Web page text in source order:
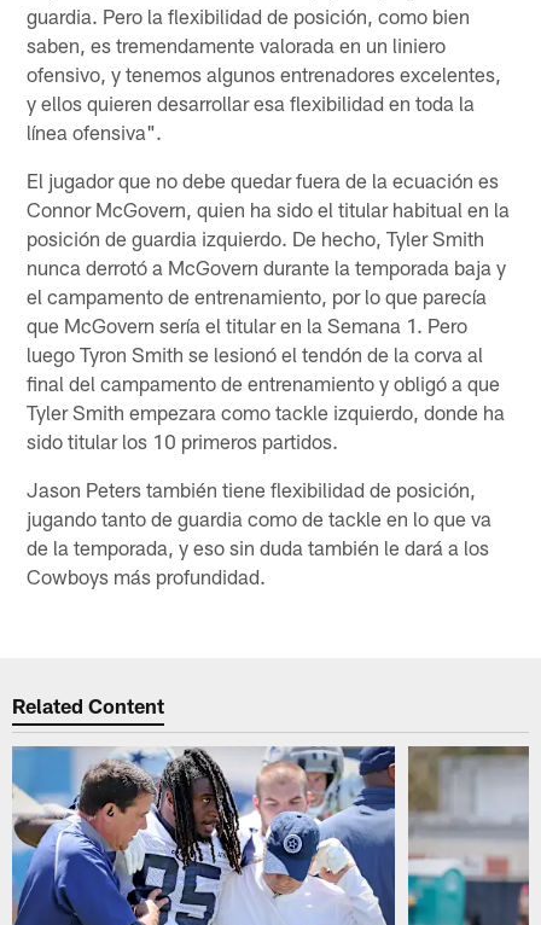
guardia. Pero la flexibilidad de posición, como bien
saben, es tremendamente valorada en un liniero
ofensivo, y tenemos algunos entrenadores excelentes,
y ellos quieren desarrollar esa flexibilidad en toda la
línea ofensiva".
El jugador que no debe quedar fuera de la ecuación es
Connor McGovern, quien ha sido el titular habitual en la
posición de guardia izquierdo. De hecho, Tyler Smith
nunca derrotó a McGovern durante la temporada baja y
el campamento de entrenamiento, por lo que parecía
que McGovern sería el titular en la Semana 1. Pero
luego Tyron Smith se lesionó el tendón de la corva al
final del campamento de entrenamiento y obligó a que
Tyler Smith empezara como tackle izquierdo, donde ha
sido titular los 10 primeros partidos.
Jason Peters también tiene flexibilidad de posición,
jugando tanto de guardia como de tackle en lo que va
de la temporada, y eso sin duda también le dará a los
Cowboys más profundidad.
Related Content